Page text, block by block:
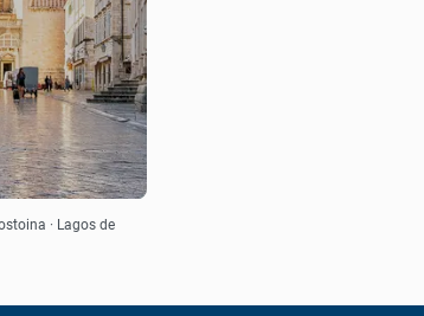
· Lagos de